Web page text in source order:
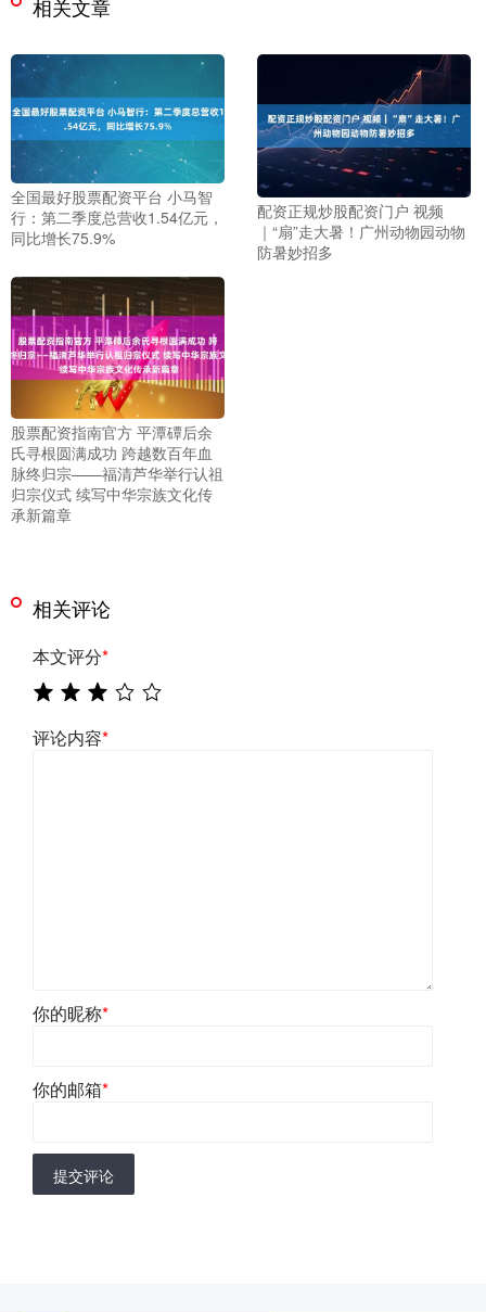
相关文章
全国最好股票配资平台 小马智
行：第二季度总营收1.54亿元，
同比增长75.9%
配资正规炒股配资门户 视频
｜“扇”走大暑！广州动物园动物
防暑妙招多
股票配资指南官方 平潭磹后余
氏寻根圆满成功 跨越数百年血
脉终归宗——福清芦华举行认祖
归宗仪式 续写中华宗族文化传
承新篇章
相关评论
本文评分*
评论内容*
你的昵称*
你的邮箱*
提交评论